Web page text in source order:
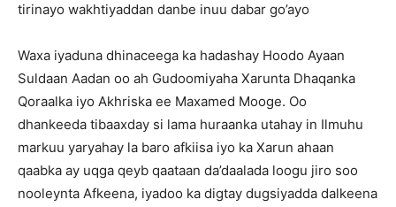
tirinayo wakhtiyaddan danbe inuu dabar go’ayo
Waxa iyaduna dhinaceega ka hadashay Hoodo Ayaan
Suldaan Aadan oo ah Gudoomiyaha Xarunta Dhaqanka
Qoraalka iyo Akhriska ee Maxamed Mooge. Oo
dhankeeda tibaaxday si lama huraanka utahay in Ilmuhu
markuu yaryahay la baro afkiisa iyo ka Xarun ahaan
qaabka ay uqga qeyb qaataan da’daalada loogu jiro soo
nooleynta Afkeena, iyadoo ka digtay dugsiyadda dalkeena